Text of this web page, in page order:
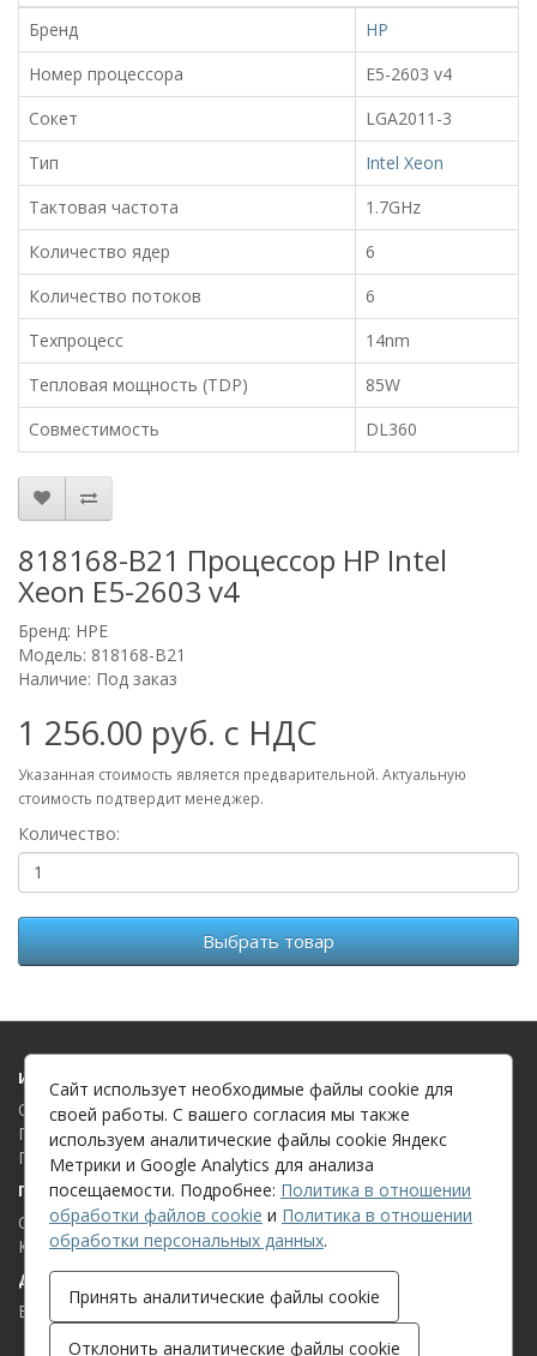
Бренд
HP
Номер процессора
E5-2603 v4
Сокет
LGA2011-3
Тип
Intel Xeon
Тактовая частота
1.7GHz
Количество ядер
6
Количество потоков
6
Техпроцесс
14nm
Тепловая мощность (TDP)
85W
Совместимость
DL360
818168-B21 Процессор HP Intel
Xeon E5-2603 v4
Бренд: HPE
Модель: 818168-B21
Наличие: Под заказ
1 256.00 руб. с НДС
Указанная стоимость является предварительной. Актуальную
стоимость подтвердит менеджер.
Количество:
Выбрать товар
Информация
О компании
Политика в отношении обработки файлов cookie
Политика в отношении обработки персональных данных
Поддержка клиентов
Связаться с нами
Карта сайта
Дополнительно
Бренды
Сайт использует необходимые файлы cookie для
своей работы. С вашего согласия мы также
используем аналитические файлы cookie Яндекс
Метрики и Google Analytics для анализа
посещаемости. Подробнее: Политика в отношении
обработки файлов cookie и Политика в отношении
обработки персональных данных.
Принять аналитические файлы cookie
Отклонить аналитические файлы cookie